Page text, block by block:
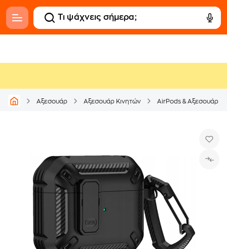
Αξεσουάρ Αξεσουάρ Κινητών AirPods & Αξεσουάρ